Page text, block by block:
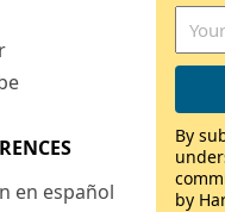
en español
By
by